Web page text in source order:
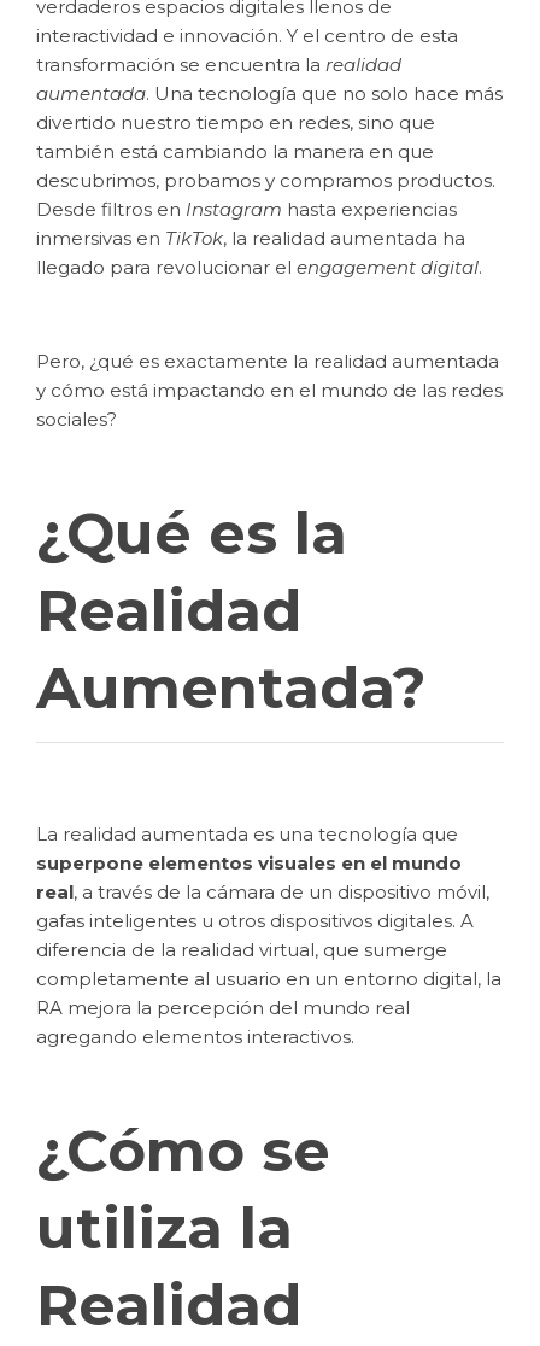
verdaderos espacios digitales llenos de
interactividad e innovación. Y el centro de esta
transformación se encuentra la realidad
aumentada. Una tecnología que no solo hace más
divertido nuestro tiempo en redes, sino que
también está cambiando la manera en que
descubrimos, probamos y compramos productos.
Desde filtros en Instagram hasta experiencias
inmersivas en TikTok, la realidad aumentada ha
llegado para revolucionar el engagement digital.
Pero, ¿qué es exactamente la realidad aumentada
y cómo está impactando en el mundo de las redes
sociales?
¿Qué es la
Realidad
Aumentada?
La realidad aumentada es una tecnología que
superpone elementos visuales en el mundo
real, a través de la cámara de un dispositivo móvil,
gafas inteligentes u otros dispositivos digitales. A
diferencia de la realidad virtual, que sumerge
completamente al usuario en un entorno digital, la
RA mejora la percepción del mundo real
agregando elementos interactivos.
¿Cómo se
utiliza la
Realidad